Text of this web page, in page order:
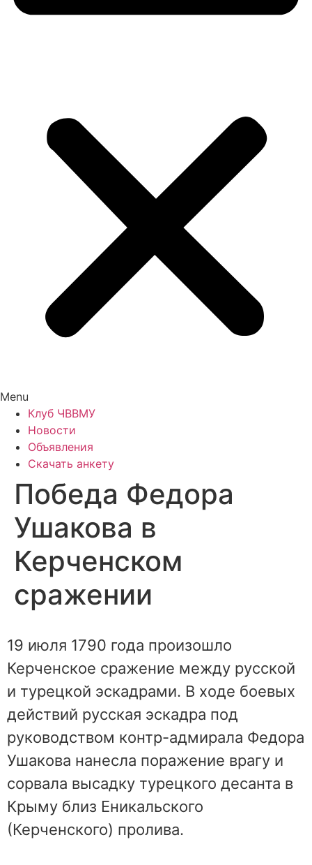
Menu
Клуб ЧВВМУ
Новости
Объявления
Скачать анкету
Победа Федора
Ушакова в
Керченском
сражении
19 июля 1790 года произошло
Керченское сражение между русской
и турецкой эскадрами. В ходе боевых
действий русская эскадра под
руководством контр-адмирала Федора
Ушакова нанесла поражение врагу и
сорвала высадку турецкого десанта в
Крыму близ Еникальского
(Керченского) пролива.